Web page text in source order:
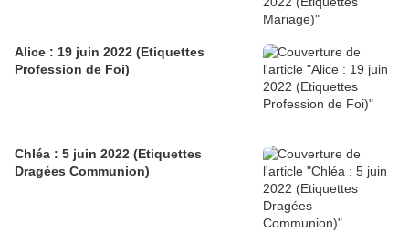
Alice : 19 juin 2022 (Etiquettes
Profession de Foi)
Chléa : 5 juin 2022 (Etiquettes
Dragées Communion)